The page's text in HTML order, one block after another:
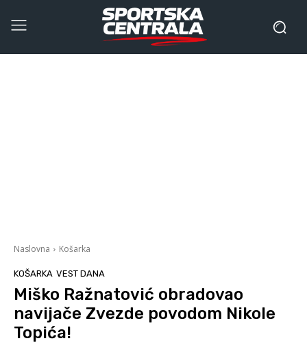
Naslovna Košarka
KOŠARKA VEST DANA
Miško Ražnatović obradovao
navijače Zvezde povodom Nikole
Topića!